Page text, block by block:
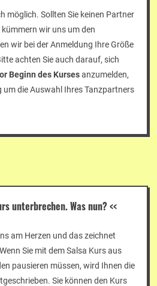
möglich. Sollten Sie keinen Partner
wir uns um den
wir bei der Anmeldung Ihre Größe
achten Sie auch darauf, sich
Beginn des Kursesanzumelden,
die Auswahl Ihres Tanzpartners
unterbrechen. Was nun?<<
am Herzen und das zeichnet
Sie mit dem Salsa Kurs aus
pausieren müssen, wird Ihnen die
Sie können den Kurs